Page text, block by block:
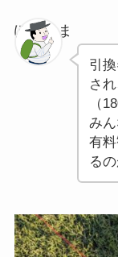
ぽちゃま
引
さ
（
み
有
る